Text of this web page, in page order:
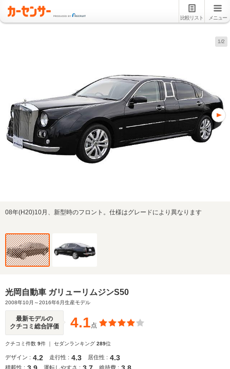
比較リスト メニュー
1/2
08年(H20)10月、新型時のフロント。仕様はグレードにより異なります
光岡自動車 ガリューリムジンS50
2008年10月～2016年6月生産モデル
最新モデルの
クチコミ総合評価
4.1点
クチコミ件数 9件 ｜ セダンランキング 289位
デザイン : 4.2 走行性 : 4.3 居住性 : 4.3
積載性 : 運転しやすさ : 維持費 :